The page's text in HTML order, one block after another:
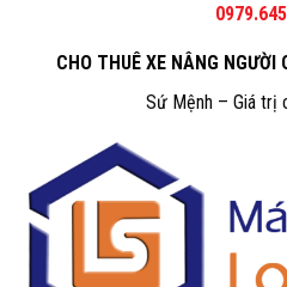
CHO THUÊ XE NÂNG NGƯỜI
Sứ Mệnh – Giá trị